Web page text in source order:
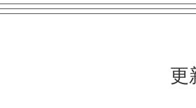
更